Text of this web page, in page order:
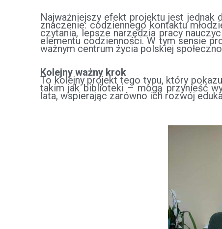
Najważniejszy efekt projektu jest jednak
znaczenie: codziennego kontaktu
czytania, lepsze narzędzia pracy
elementu codzienności. W tym sensie
ważnym centrum życia polskiej
Kolejny ważny krok
To kolejny projekt tego typu, który
takim jak biblioteki – mogą przynieść
lata, wspierając zarówno ich rozwój